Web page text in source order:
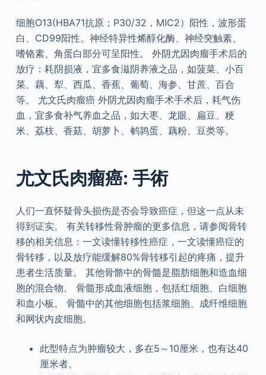
细胞O13(HBA71抗原；P30/32，MIC2）阳性，波形蛋
白、CD99阳性。神经特异性烯醇化酶、神经突触素、
嗜铬素、角蛋白部分可呈阳性。 外阴尤因肉瘤手术后的
放疗：耗阴损液，宜多食滋阴养液之品，如菠菜、小百
菜、藕、犁、西瓜、香蕉、葡萄、海参、甘蔗、百合
等。 尤文氏肉瘤癌 外阴尤因肉瘤手术手术后，耗气伤
血，宜多食补气养血之品，如大枣、龙眼、扁豆、粳
米、荔枝、香菇、胡萝卜、鹌鹑蛋、藕粉、豆类等。
尤文氏肉瘤癌: 手術
人们一直怀疑骨头损伤是否会导致癌症，但这一点从未
得到证实。 有关转移性骨肿瘤的更多信息，请参阅骨转
移的相关信息：一文读懂转移性癌症，一文读懂癌症的
骨转移，以及放疗能缓解80%骨转移引起的疼痛，提升
患者生活质量。 其他骨骼中的骨髓是脂肪细胞和造血细
胞的混合物。 骨髓形成血液细胞，包括红细胞、白细胞
和血小板。 骨髓中的其他细胞包括浆细胞、成纤维细胞
和网状内皮细胞。
此型特点为肿瘤较大，多在5～10厘米，也有达40
厘米者。